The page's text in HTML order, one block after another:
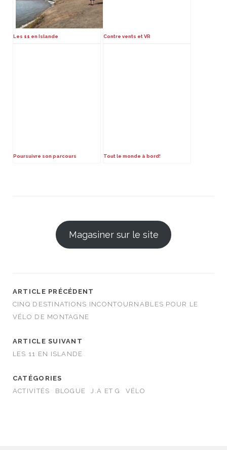
Les 11 en Islande Contre vents et VR
Poursuivre son parcours Tout le monde à bord!
Magasiner sur le site
ARTICLE PRÉCÉDENT
CINQ DESTINATIONS INCONTOURNABLES POUR LE
VÉLO DE MONTAGNE
ARTICLE SUIVANT
LES 11 EN ISLANDE
CATÉGORIES
ACTIVITÉS
BLOGUE J.A ET G VÉLO